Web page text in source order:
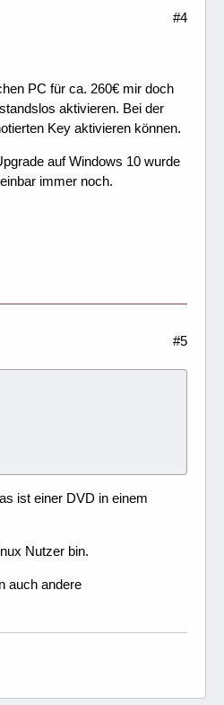
#4
PC für ca. 260€ mir doch
aktivieren. Bei der
Key aktivieren können.
auf Windows 10 wurde
immer noch.
#5
ist einer DVD in einem
Nutzer bin.
auch andere